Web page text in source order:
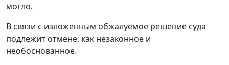
могло.
В связи с изложенным обжалуемое решение суда
подлежит отмене, как незаконное и
необоснованное.